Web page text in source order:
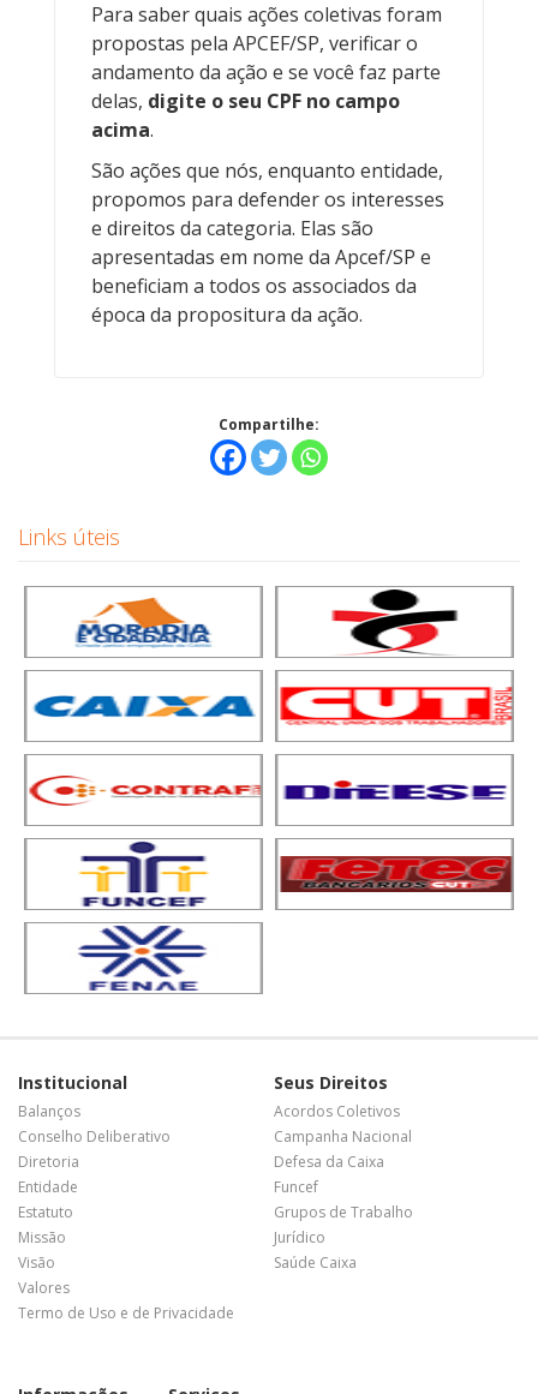
Para saber quais ações coletivas foram
propostas pela APCEF/SP, verificar o
andamento da ação e se você faz parte
delas, digite o seu CPF no campo
acima.
São ações que nós, enquanto entidade,
propomos para defender os interesses
e direitos da categoria. Elas são
apresentadas em nome da Apcef/SP e
beneficiam a todos os associados da
época da propositura da ação.
Compartilhe:
Links úteis
Institucional
Balanços
Conselho Deliberativo
Diretoria
Entidade
Estatuto
Missão
Visão
Valores
Termo de Uso e de Privacidade
Seus Direitos
Acordos Coletivos
Campanha Nacional
Defesa da Caixa
Funcef
Grupos de Trabalho
Jurídico
Saúde Caixa